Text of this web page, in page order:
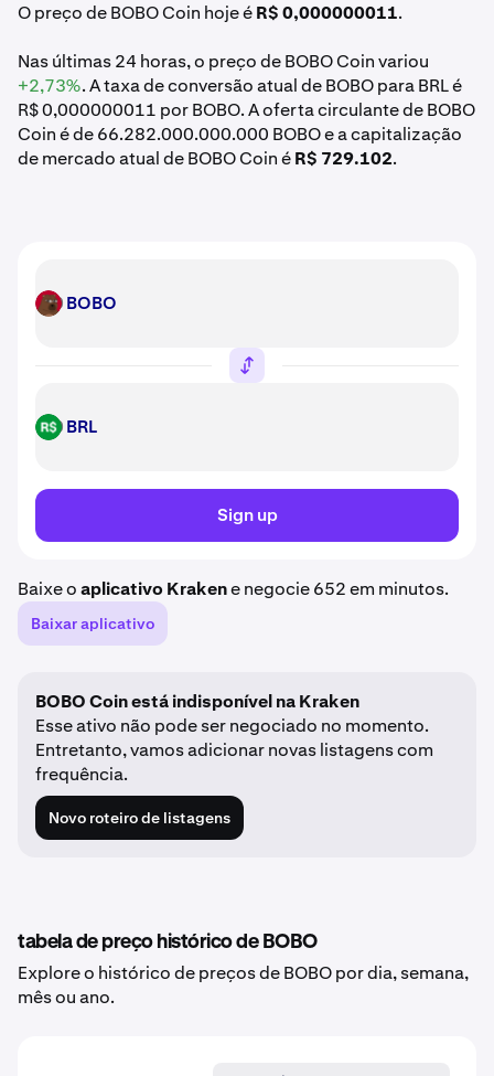
O preço de BOBO Coin hoje éR$ 0,000000011.
Nas últimas 24 horas, o preço de BOBO Coin variou
+2,73%. A taxa de conversão atual de BOBO para BRL é
R$ 0,000000011 por BOBO. A oferta circulante de BOBO
Coin é de 66.282.000.000.000 BOBO e a capitalização
de mercado atual de BOBO Coin éR$ 729.102.
BOBO BOBO
BRL BRL
Sign up
Baixe oaplicativo Krakene negocie 652 em minutos.
Baixar aplicativo
BOBO Coin está indisponível na Kraken
Esse ativo não pode ser negociado no momento.
Entretanto, vamos adicionar novas listagens com
frequência.
Novo roteiro de listagens
tabela de preço histórico de BOBO
Explore o histórico de preços de BOBO por dia, semana,
mês ou ano.